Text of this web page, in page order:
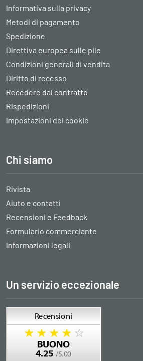
Informativa sulla privacy
Metodi di pagamento
Spedizione
Direttiva europea sulle pile
Condizioni generali di vendita
Diritto di recesso
Recedere dal contratto
Rispedizioni
Impostazioni dei cookie
Chi siamo
Rivista
Aiuto e contatti
Recensioni e Feedback
Formulario commerciante
Informazioni legali
Un servizio eccezionale